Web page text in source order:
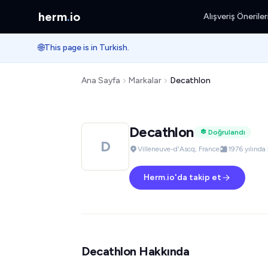
herm.io Alışveriş Önerileri
🌐This page is in Turkish.
Ana Sayfa Markalar Decathlon
D
Decathlon
Doğrulandı
Villeneuve-d'Ascq, France
1976
Herm.io'da takip et
Decathlon Hakkında